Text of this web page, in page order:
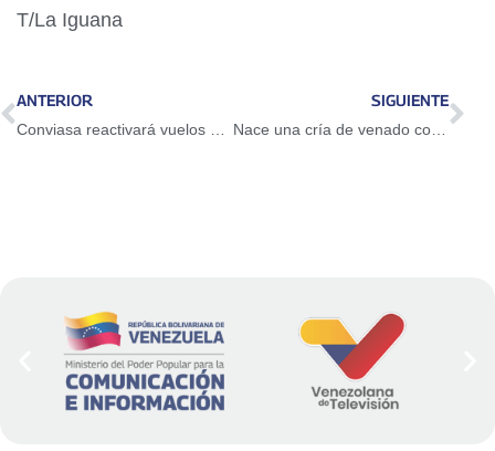
T/La Iguana
ANTERIOR SIGUIENTE
Nace una cría de venado cola blanca en el Zoológico Las Delicias